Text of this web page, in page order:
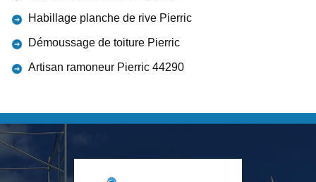
Habillage planche de rive Pierric
Démoussage de toiture Pierric
Artisan ramoneur Pierric 44290